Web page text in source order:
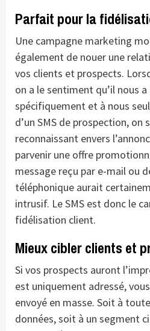
Parfait pour la
Une campagne marketing
également de nouer une
vos clients et prospects.
on a le sentiment qu’il nous
spécifiquement et à nous
d’un SMS de prospection, on
reconnaissant envers
parvenir une offre
message reçu par e-mail ou
téléphonique aurait
intrusif. Le SMS est donc le
fidélisation client.
Mieux cibler clients et
Si vos prospects auront
est uniquement adressé,
envoyé en masse. Soit à
données, soit à un segment